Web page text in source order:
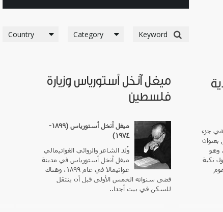
ميغل آنخل أستورياس وزيارة
فلسطين
ميغل آنخل أستورياس (١٨٩٩-
١٩٧٤)
وُلد الشاعر والروائي الغواتيمالي
ميغل آنخل أستورياس في مدينة
غواتيمالا في عام ١٨٩٩، وهناك
قضى سنواته الخمس الأولى قبل أن ينتقل
للسكن في بيت أجدا..
هي جزء
وهو
نكبة